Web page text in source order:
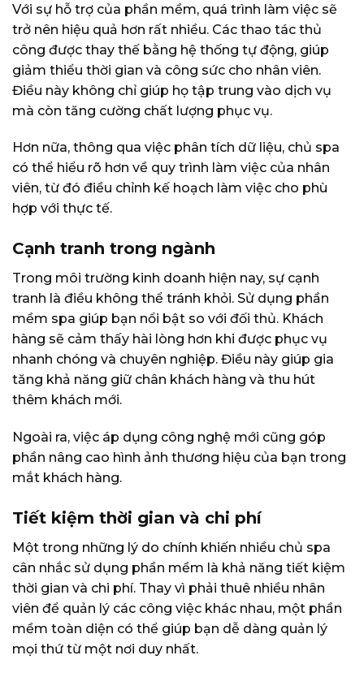
Với sự hỗ trợ của phần mềm, quá trình làm việc sẽ
trở nên hiệu quả hơn rất nhiều. Các thao tác thủ
công được thay thế bằng hệ thống tự động, giúp
giảm thiểu thời gian và công sức cho nhân viên.
Điều này không chỉ giúp họ tập trung vào dịch vụ
mà còn tăng cường chất lượng phục vụ.
Hơn nữa, thông qua việc phân tích dữ liệu, chủ spa
có thể hiểu rõ hơn về quy trình làm việc của nhân
viên, từ đó điều chỉnh kế hoạch làm việc cho phù
hợp với thực tế.
Cạnh tranh trong ngành
Trong môi trường kinh doanh hiện nay, sự cạnh
tranh là điều không thể tránh khỏi. Sử dụng phần
mềm spa giúp bạn nổi bật so với đối thủ. Khách
hàng sẽ cảm thấy hài lòng hơn khi được phục vụ
nhanh chóng và chuyên nghiệp. Điều này giúp gia
tăng khả năng giữ chân khách hàng và thu hút
thêm khách mới.
Ngoài ra, việc áp dụng công nghệ mới cũng góp
phần nâng cao hình ảnh thương hiệu của bạn trong
mắt khách hàng.
Tiết kiệm thời gian và chi phí
Một trong những lý do chính khiến nhiều chủ spa
cân nhắc sử dụng phần mềm là khả năng tiết kiệm
thời gian và chi phí. Thay vì phải thuê nhiều nhân
viên để quản lý các công việc khác nhau, một phần
mềm toàn diện có thể giúp bạn dễ dàng quản lý
mọi thứ từ một nơi duy nhất.